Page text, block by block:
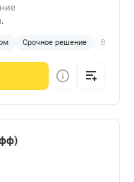
Срочное решение